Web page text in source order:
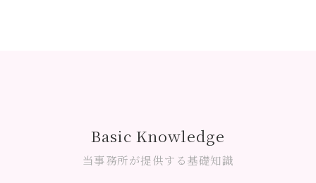
Basic Knowledge
当事務所が提供する基礎知識